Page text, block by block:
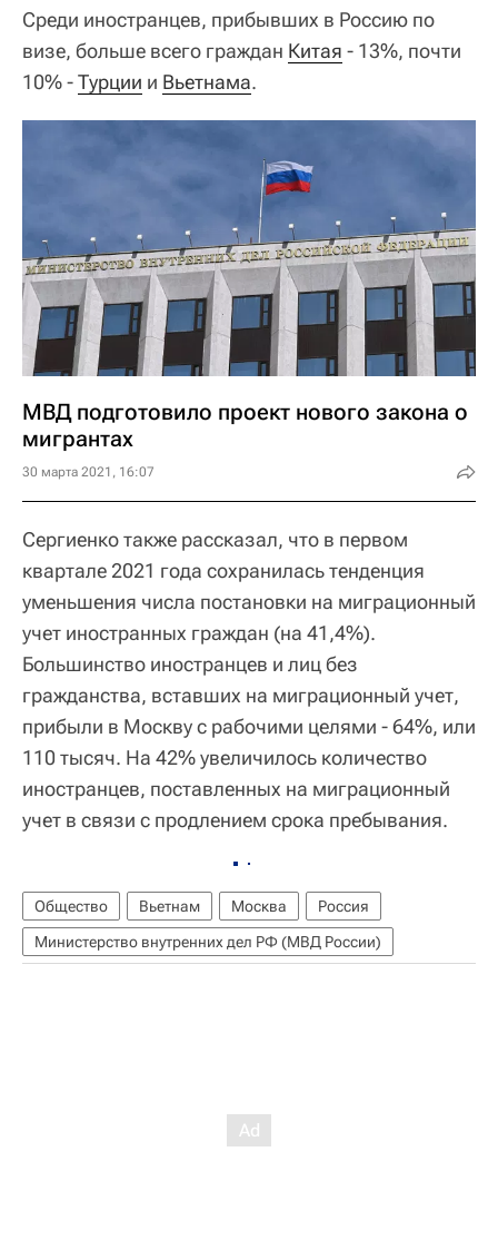
Среди иностранцев, прибывших в Россию по
визе, больше всего граждан Китая - 13%, почти
10% -Турции и Вьетнама.
МВД подготовило проект нового закона о
мигрантах
30 марта 2021, 16:07
Сергиенко также рассказал, что в первом
квартале 2021 года сохранилась тенденция
уменьшения числа постановки на миграционный
учет иностранных граждан (на 41,4%).
Большинство иностранцев и лиц без
гражданства, вставших на миграционный учет,
прибыли в Москву с рабочими целями - 64%, или
110 тысяч. На 42% увеличилось количество
иностранцев, поставленных на миграционный
учет в связи с продлением срока пребывания.
Общество Вьетнам Москва
Россия
Министерство внутренних дел РФ (МВД России)